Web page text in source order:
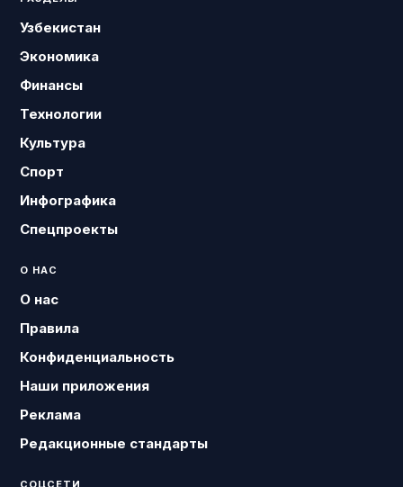
Узбекистан
Экономика
Финансы
Технологии
Культура
Спорт
Инфографика
Спецпроекты
О НАС
О нас
Правила
Конфиденциальность
Наши приложения
Реклама
Редакционные стандарты
СОЦСЕТИ